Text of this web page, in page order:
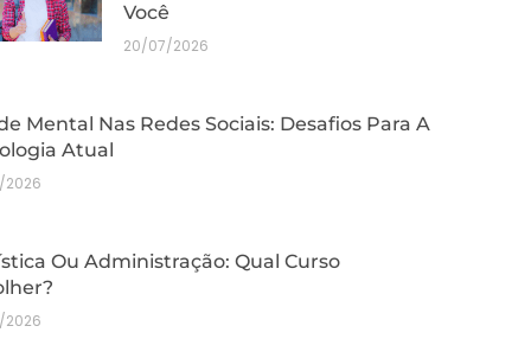
Você
20/07/2026
Mental Nas Redes Sociais: Desafios Para A
Atual
2026
Ou Administração: Qual Curso
2026